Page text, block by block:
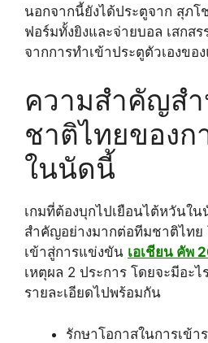
นอกจากนี้ยังได้ประตูจาก สุภ
ฟอร์มทั้งยิงและจ่ายบอล เสกส
จากการทำเข้าประตูตัวเองขอ
ความสำคัญส
ชาติไทยของก
ในนัดนี้
เกมที่ต้องบุกไปเยือนไต้หวันใ
สำคัญอย่างมากต่อทีมชาติไทย
เข้าสู่การแข่งขัน เอเชียน คัพ
เหตุผล 2 ประการ โดยจะมีอะ
รายละเอียดไปพร้อมกัน
รักษาโอกาสในการเข้